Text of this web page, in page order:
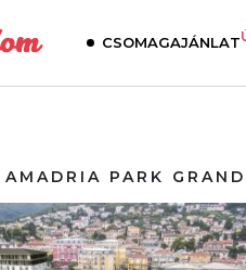
CSOMAGAJÁNLAT
AMADRIA PARK